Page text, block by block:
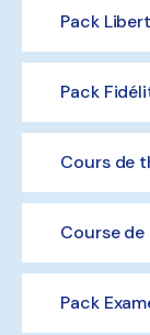
Pack
Pack
Cours de
Course
Pack